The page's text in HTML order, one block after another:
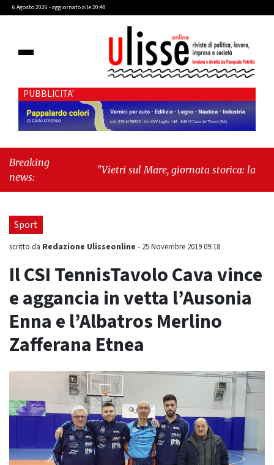
6 Agosto 2026 - aggiornato alle 20:48
PUBBLICITA'
Breaking
news:
"Vietri sul Mare, giornata storica: la ceramica
Sport
scritto da Redazione Ulisseonline - 25 Novembre 2019 09:18
Il CSI TennisTavolo Cava vince
e aggancia in vetta l’Ausonia
Enna e l’Albatros Merlino
Zafferana Etnea